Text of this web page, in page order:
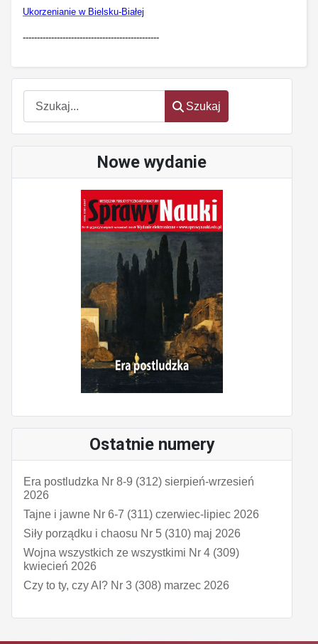
Szukaj
Szukaj
Nowe wydanie
Ostatnie numery
Era postludzka Nr 8-9 (312) sierpień-wrzesień
2026
Tajne i jawne Nr 6-7 (311) czerwiec-lipiec 2026
Siły porządku i chaosu Nr 5 (310) maj 2026
Wojna wszystkich ze wszystkimi Nr 4 (309)
kwiecień 2026
Czy to ty, czy AI? Nr 3 (308) marzec 2026
Ukorzenianie w Bielsku-Białej
------------------------------------------------